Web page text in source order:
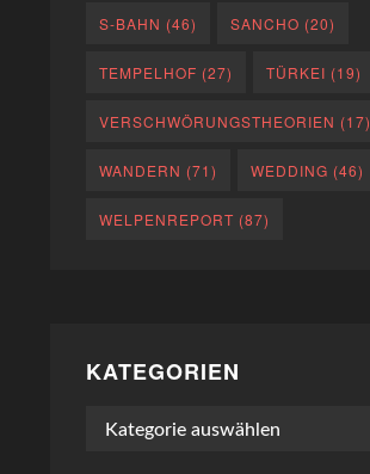
S-BAHN (46) SANCHO (20)
TEMPELHOF (27) TÜRKEI (19)
VERSCHWÖRUNGSTHEORIEN (17)
WANDERN (71) WEDDING (46)
WELPENREPORT (87)
KATEGORIEN
Kategorien